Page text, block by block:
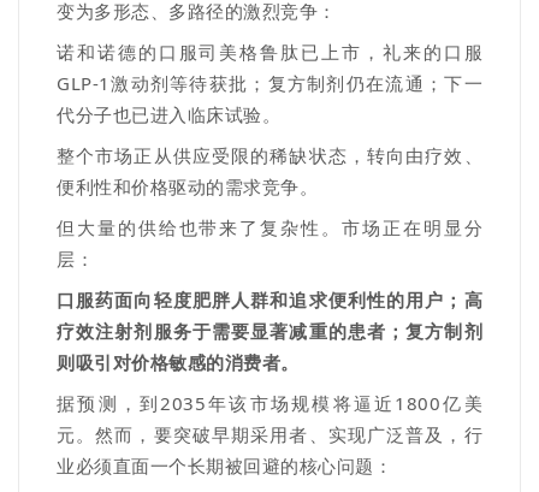
变为多形态 、多路径的激烈竞争：
诺和诺德的口服司美格鲁肽已上市，礼来的口服
GLP-1 激动剂等待获批；复方制剂仍在流通；下一
代分子也已进入临床试验。
整个市场正从供应受限的稀缺状态，转向由疗效、
便利性和价格驱动的需求竞争。
但 大量的供给也带来了复杂性。市场正在明显分
层：
口服药面向轻度肥胖人群和追求便利性的用户；高
疗效注射剂服务于需要显著减重的患者；复方制剂
则吸引对价格敏感的消费者。
据预测，到 2035年该市场规模将逼近 1800亿美
元。然而，要突破早期采用者、实现广泛普及，行
业必须直面一个长期被回避的核心问题：